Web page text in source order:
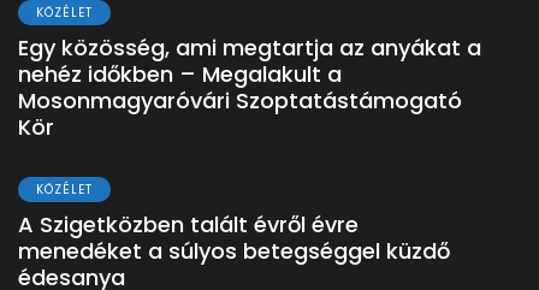
KÖZÉLET
Egy közösség, ami megtartja az anyákat a
nehéz időkben – Megalakult a
Mosonmagyaróvári Szoptatástámogató
Kör
KÖZÉLET
A Szigetközben talált évről évre
menedéket a súlyos betegséggel küzdő
édesanya